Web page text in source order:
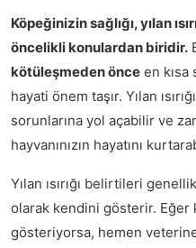
Köpeğinizin sağlığı, yılan
öncelikli konulardan biridir.
kötüleşmeden önce en
hayati önem taşır. Yılan
sorunlarına yol açabilir ve
hayvanınızın hayatını
Yılan ısırığı belirtileri
olarak kendini gösterir.
gösteriyorsa, hemen